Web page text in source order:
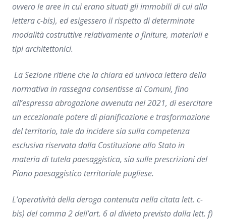
ovvero le aree in cui erano situati gli immobili di cui alla
lettera c-bis), ed esigessero il rispetto di determinate
modalità costruttive relativamente a finiture, materiali e
tipi architettonici.
La Sezione ritiene che la chiara ed univoca lettera della
normativa in rassegna consentisse ai Comuni, fino
all’espressa abrogazione avvenuta nel 2021, di esercitare
un eccezionale potere di pianificazione e trasformazione
del territorio, tale da incidere sia sulla competenza
esclusiva riservata dalla Costituzione allo Stato in
materia di tutela paesaggistica, sia sulle prescrizioni del
Piano paesaggistico territoriale pugliese.
L’operatività della deroga contenuta nella citata lett. c-
bis) del comma 2 dell’art. 6 al divieto previsto dalla lett. f)